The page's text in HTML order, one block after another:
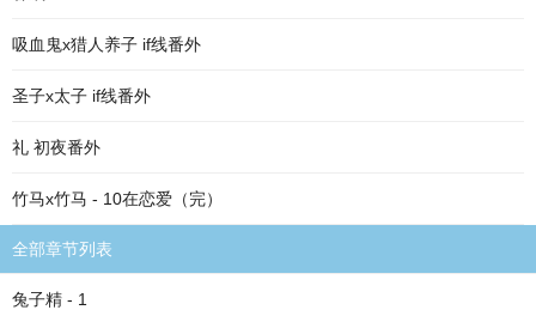
吸血鬼x猎人养子 if线番外
圣子x太子 if线番外
礼 初夜番外
竹马x竹马 - 10在恋爱（完）
全部章节列表
兔子精 - 1